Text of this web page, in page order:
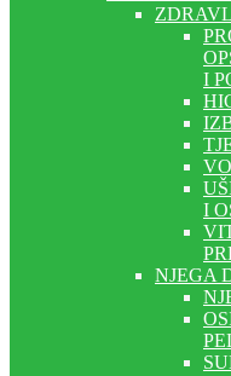
I
I
NJEGA